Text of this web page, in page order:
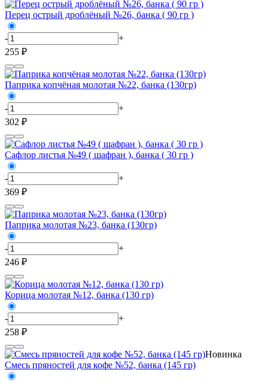
Перец острый дроблёный №26, банка ( 90 гр )
-
+
255 ₽
Паприка копчёная молотая №22, банка (130гр)
-
+
302 ₽
Сафлор листья №49 ( шафран ), банка ( 30 гр )
-
+
369 ₽
Паприка молотая №23, банка (130гр)
-
+
246 ₽
Корица молотая №12, банка (130 гр)
-
+
258 ₽
Новинка
Смесь пряностей для кофе №52, банка (145 гр)